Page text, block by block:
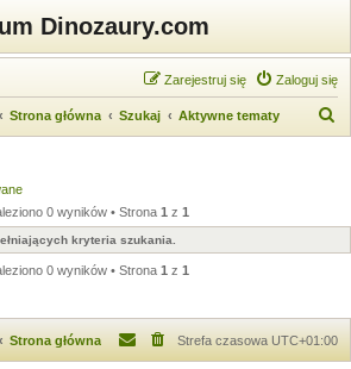
Dinozaury.com
Zaloguj się
Zarejestruj się
Strona główna Szukaj Aktywne tematy
a
j
0 wyników • Strona 1 z 1
kryteria szukania.
0 wyników • Strona 1 z 1
Strona główna Strefa czasowa UTC+01:00